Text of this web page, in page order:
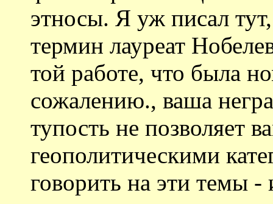
этносы. Я уж писал
термин лауреат
той работе, что была
сожалению., ваша
тупость не позволяет
геополитическими
говорить на эти темы -